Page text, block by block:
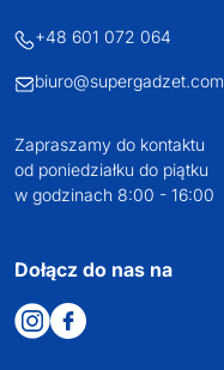
+48 601 072 064
biuro@supergadzet.com
Zapraszamy do kontaktu
od poniedziałku do piątku
w godzinach 8:00 - 16:00
Dołącz do nas na